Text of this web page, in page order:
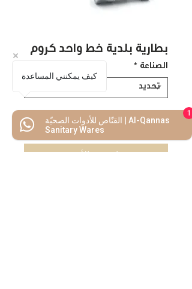
بطارية بلدية خط واحد كروم
الصناعة *
اضف للسلة
اشتريه الأن
كيف يمكنني المساعدة
القنّاص للأدوات الصحيّة | Al-Qannas
Sanitary Wares
1